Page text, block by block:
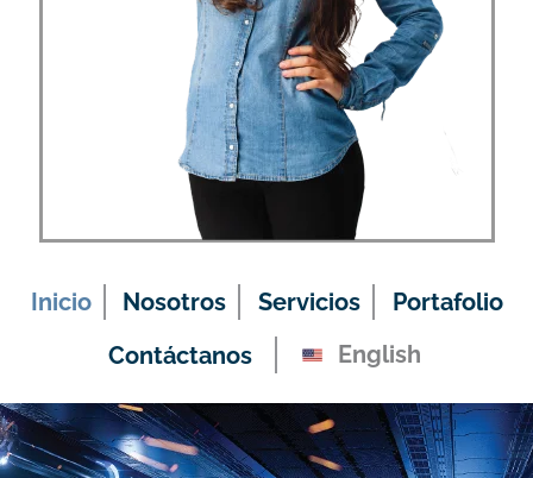
English
Inicio Nosotros Servicios
Portafolio
Contáctanos